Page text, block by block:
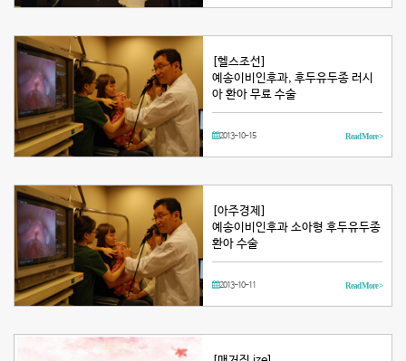
[헬스조선]
예송이비인후과, 후두유두종 러시
아 환아 무료 수술
2013-10-15 Read More >
[아주경제]
예송이비인후과 소아형 후두유두종
환아 수술
2013-10-11 Read More >